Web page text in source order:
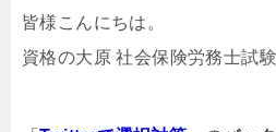
皆様こんにちは。
資格の大原 社会保険労務士試